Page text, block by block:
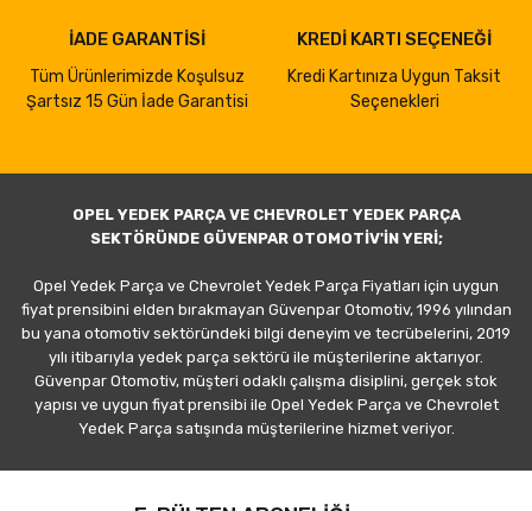
İADE GARANTİSİ
Tüm Ürünlerimizde Koşulsuz
Şartsız 15 Gün İade Garantisi
KREDİ KARTI SEÇENEĞİ
Kredi Kartınıza Uygun Taksit
Seçenekleri
OPEL YEDEK PARÇA VE CHEVROLET YEDEK PARÇA
SEKTÖRÜNDE GÜVENPAR OTOMOTİV'İN YERİ;
Opel Yedek Parça ve Chevrolet Yedek Parça Fiyatları için uygun
fiyat prensibini elden bırakmayan Güvenpar Otomotiv, 1996 yılından
bu yana otomotiv sektöründeki bilgi deneyim ve tecrübelerini, 2019
yılı itibarıyla yedek parça sektörü ile müşterilerine aktarıyor.
Güvenpar Otomotiv, müşteri odaklı çalışma disiplini, gerçek stok
yapısı ve uygun fiyat prensibi ile Opel Yedek Parça ve Chevrolet
Yedek Parça satışında müşterilerine hizmet veriyor.